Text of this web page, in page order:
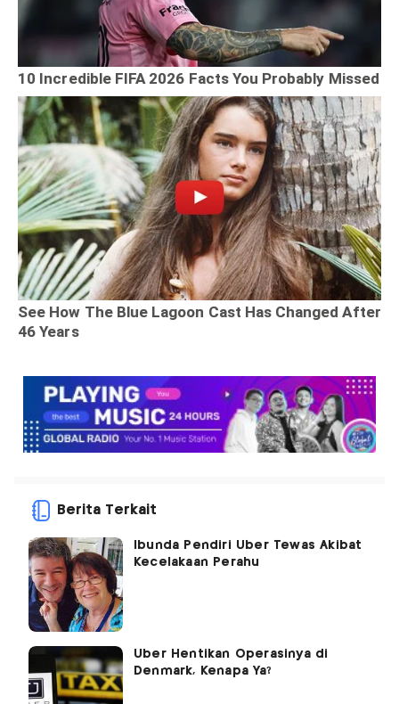
Berita Terkait
Ibunda Pendiri Uber Tewas Akibat
Kecelakaan Perahu
Uber Hentikan Operasinya di
Denmark, Kenapa Ya?